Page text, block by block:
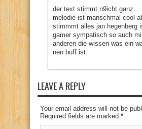
der text stimmt n9icht ganz…
melodie ist manschmal cool
stimmmt alles jan hegenberg
gamer sympatisch so auch
anderen die wissen was ein
nen buff ist.
LEAVE A REPLY
Your email address will not be
Required fields are marked *